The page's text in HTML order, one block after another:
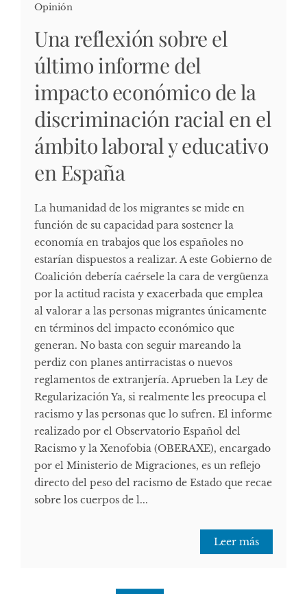
Opinión
Una reflexión sobre el
último informe del
impacto económico de la
discriminación racial en el
ámbito laboral y educativo
en España
La humanidad de los migrantes se mide en
función de su capacidad para sostener la
economía en trabajos que los españoles no
estarían dispuestos a realizar. A este Gobierno de
Coalición debería caérsele la cara de vergüenza
por la actitud racista y exacerbada que emplea
al valorar a las personas migrantes únicamente
en términos del impacto económico que
generan. No basta con seguir mareando la
perdiz con planes antirracistas o nuevos
reglamentos de extranjería. Aprueben la Ley de
Regularización Ya, si realmente les preocupa el
racismo y las personas que lo sufren. El informe
realizado por el Observatorio Español del
Racismo y la Xenofobia (OBERAXE), encargado
por el Ministerio de Migraciones, es un reflejo
directo del peso del racismo de Estado que recae
sobre los cuerpos de l...
Leer más